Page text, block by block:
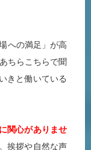
への満足」が高
ちらこちらで聞
きと働いている
関心がありませ
。挨拶や自然な声